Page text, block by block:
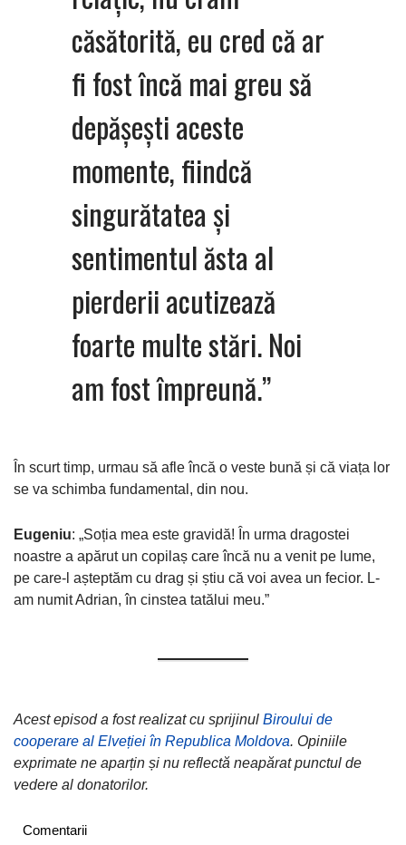
căsătorită, eu cred că ar
fi fost încă mai greu să
depășești aceste
momente, fiindcă
singurătatea și
sentimentul ăsta al
pierderii acutizează
foarte multe stări. Noi
am fost împreună.”
În scurt timp, urmau să afle încă o veste bună și că viața lor
se va schimba fundamental, din nou.
Eugeniu: „Soția mea este gravidă! În urma dragostei
noastre a apărut un copilaș care încă nu a venit pe lume,
pe care-l așteptăm cu drag și știu că voi avea un fecior. L-
am numit Adrian, în cinstea tatălui meu.”
Acest episod a fost realizat cu sprijinul Biroului de
cooperare al Elveției în Republica Moldova. Opiniile
exprimate ne aparțin și nu reflectă neapărat punctul de
vedere al donatorilor.
Comentarii